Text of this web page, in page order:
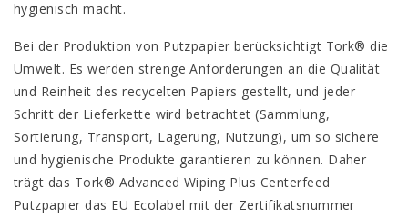
hygienisch macht.
Bei der Produktion von Putzpapier berücksichtigt Tork® die
Umwelt. Es werden strenge Anforderungen an die Qualität
und Reinheit des recycelten Papiers gestellt, und jeder
Schritt der Lieferkette wird betrachtet (Sammlung,
Sortierung, Transport, Lagerung, Nutzung), um so sichere
und hygienische Produkte garantieren zu können. Daher
trägt das Tork® Advanced Wiping Plus Centerfeed
Putzpapier das EU Ecolabel mit der Zertifikatsnummer